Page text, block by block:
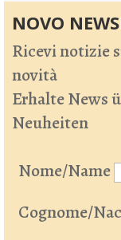
NOVO
Ricevi notizie
novità
Erhalte News
Neuheiten
Nome/Name
Cognome/